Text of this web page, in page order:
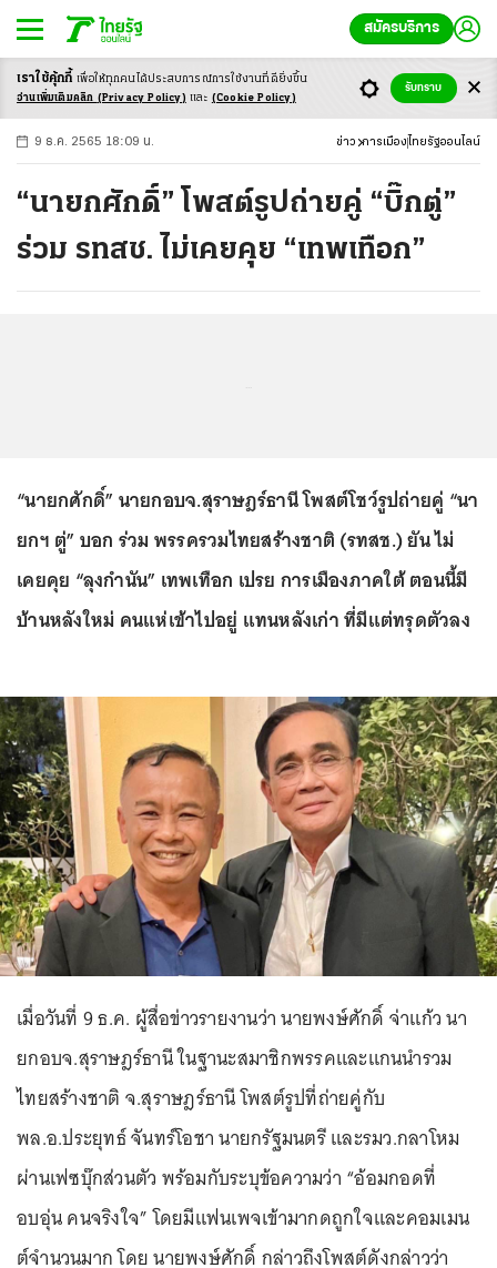
สมัครบริการ
-ก ก ก+
9 ธ.ค. 2565 18:09 น. ข่าว การเมือง ไทยรัฐออนไลน์
“นายกศักดิ์” โพสต์รูปถ่ายคู่ “บิ๊กตู่”
ร่วม รทสช. ไม่เคยคุย “เทพเทือก”
“นายกศักดิ์” นายกอบจ.สุราษฎร์ธานี โพสต์โชว์รูปถ่ายคู่ “นา
ยกฯ ตู่” บอก ร่วม พรรครวมไทยสร้างชาติ (รทสช.) ยัน ไม่
เคยคุย “ลุงกำนัน” เทพเทือก เปรย การเมืองภาคใต้ ตอนนี้มี
บ้านหลังใหม่ คนแห่เข้าไปอยู่ แทนหลังเก่า ที่มีแต่ทรุดตัวลง
เมื่อวันที่ 9 ธ.ค. ผู้สื่อข่าวรายงานว่า นายพงษ์ศักดิ์ จ่าแก้ว นา
ยกอบจ.สุราษฎร์ธานี ในฐานะสมาชิกพรรคและแกนนำรวม
ไทยสร้างชาติ จ.สุราษฎร์ธานี โพสต์รูปที่ถ่ายคู่กับ
พล.อ.ประยุทธ์ จันทร์โอชา นายกรัฐมนตรี และรมว.กลาโหม
ผ่านเฟซบุ๊กส่วนตัว พร้อมกับระบุข้อความว่า “อ้อมกอดที่
อบอุ่น คนจริงใจ” โดยมีแฟนเพจเข้ามากดถูกใจและคอมเมน
ต์จำนวนมาก โดย นายพงษ์ศักดิ์ กล่าวถึงโพสต์ดังกล่าวว่า
เราใช้คุ้กกี้ เพื่อให้ทุกคนได้ประสบการณ์การใช้งานที่ดียิ่งขึ้น
อ่านเพิ่มเติมคลิก (Privacy Policy) และ (Cookie Policy)
รับทราบ